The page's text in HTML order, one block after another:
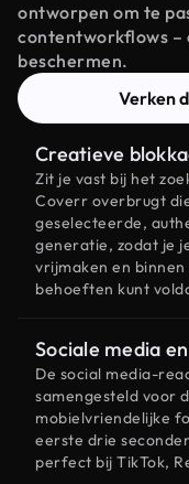
ontworpen om te
contentworkflows
beschermen.
Verken
Creatieve
Zit je vast bij het
Coverr overbrugt
geselecteerde,
generatie, zodat je
vrijmaken en binnen
behoeften kunt
Sociale media
De social media-
samengesteld voor
mobielvriendelijke
eerste drie
perfect bij TikTok,